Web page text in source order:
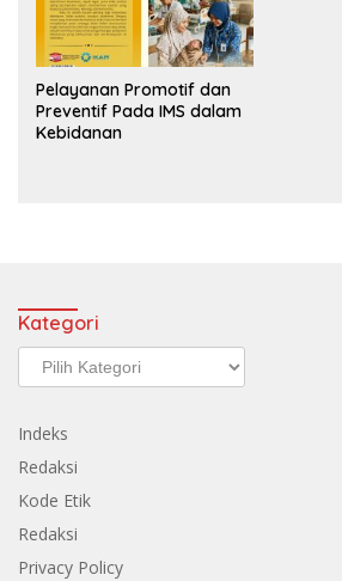
Pelayanan Promotif dan
Preventif Pada IMS dalam
Kebidanan
Kategori
Kategori
Indeks
Redaksi
Kode Etik
Redaksi
Privacy Policy